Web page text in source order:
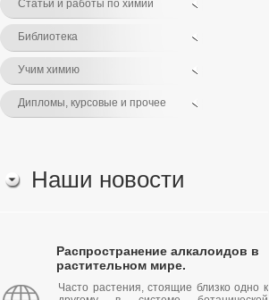
Статьи и работы по химии
Библиотека
Учим химию
Дипломы, курсовые и прочее
Наши новости
Распространение алкалоидов в
растительном мире.
Часто растения, стоящие близко одно к